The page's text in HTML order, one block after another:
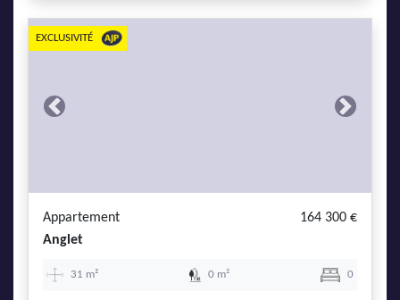
Previous Next
EXCLUSIVITÉ
Appartement
164 300 €
Anglet
31 m² 0 m² 0